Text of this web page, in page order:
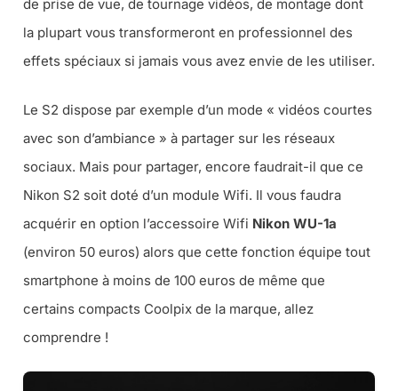
de prise de vue, de tournage vidéos, de montage dont
la plupart vous transformeront en professionnel des
effets spéciaux si jamais vous avez envie de les utiliser.
Le S2 dispose par exemple d’un mode « vidéos courtes
avec son d’ambiance » à partager sur les réseaux
sociaux. Mais pour partager, encore faudrait-il que ce
Nikon S2 soit doté d’un module Wifi. Il vous faudra
acquérir en option l’accessoire Wifi Nikon WU-1a
(environ 50 euros) alors que cette fonction équipe tout
smartphone à moins de 100 euros de même que
certains compacts Coolpix de la marque, allez
comprendre !